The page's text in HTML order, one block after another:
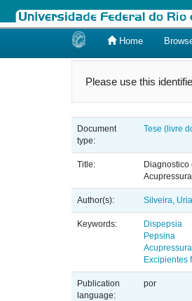
Home
Please use this
Document
type:
Tese (livre
Title:
Author(s): Silveira,
Keywords:
Dispepsia
Pepsina
Acupressura
Excipientes
Publication
language:
por